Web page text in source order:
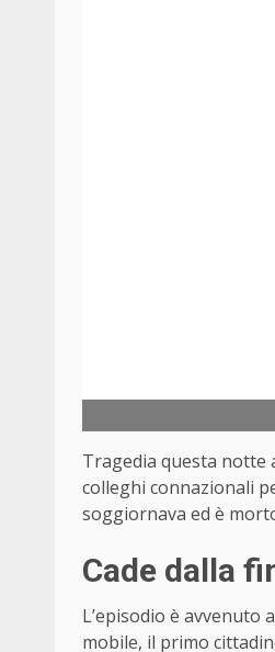
Tragedia questa notte
colleghi connazionali
soggiornava ed è
Cade dalla
L’episodio è avvenuto
mobile, il primo